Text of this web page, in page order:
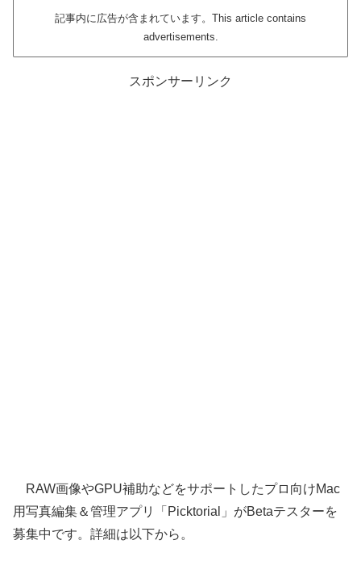
記事内に広告が含まれています。This article contains
advertisements.
スポンサーリンク
RAW画像やGPU補助などをサポートしたプロ向けMac
用写真編集＆管理アプリ「Picktorial」がBetaテスターを
募集中です。詳細は以下から。